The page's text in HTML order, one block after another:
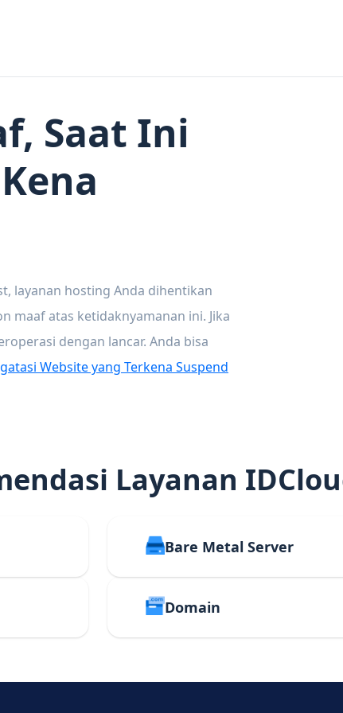
Saat Ini
layanan hosting Anda dihentikan
maaf atas ketidaknyamanan ini. Jika
dengan lancar. Anda bisa
Website yang Terkena Suspend
Layanan
Bare Metal Server
Domain